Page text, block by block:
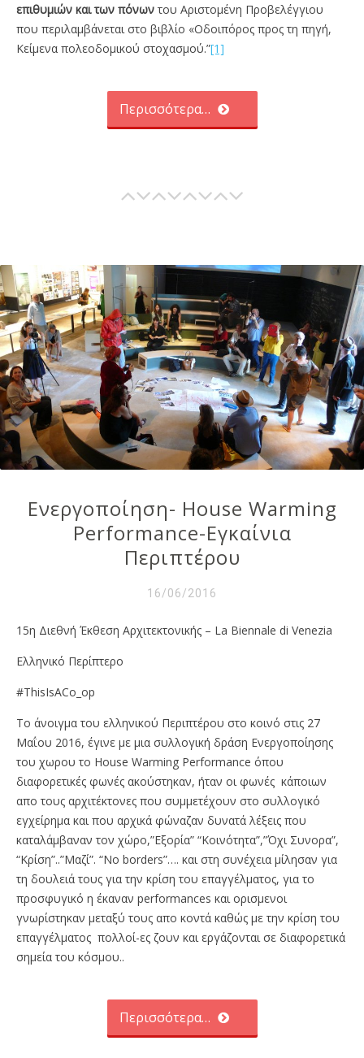
επιθυμιών και των πόνων του Αριστομένη Προβελέγγιου
που περιλαμβάνεται στο βιβλίο «Οδοιπόρος προς τη πηγή,
Κείμενα πολεοδομικού στοχασμού.”[1]
Περισσότερα…
Ενεργοποίηση- House Warming
Performance-Εγκαίνια
Περιπτέρου
16/06/2016
15η Διεθνή Έκθεση Αρχιτεκτονικής – La Biennale di Venezia
Ελληνικό Περίπτερο
#ThisIsACo_op
Το άνοιγμα του ελληνικού Περιπτέρου στο κοινό στις 27
Μαΐου 2016, έγινε με μια συλλογική δράση Ενεργοποίησης
του χωρου το House Warming Performance όπου
διαφορετικές φωνές ακούστηκαν, ήταν οι φωνές κάποιων
απο τους αρχιτέκτονες που συμμετέχουν στο συλλογικό
εγχείρημα και που αρχικά φώναζαν δυνατά λέξεις που
καταλάμβαναν τον χώρο,”Εξορία” “Κοινότητα”,”Όχι Συνορα”,
“Κρίση”..”Μαζί”. “No borders”…. και στη συνέχεια μίλησαν για
τη δουλειά τους για την κρίση του επαγγέλματος, για το
προσφυγικό η έκαναν performances και ορισμενοι
γνωρίστηκαν μεταξύ τους απο κοντά καθώς με την κρίση του
επαγγέλματος πολλοί-ες ζουν και εργάζονται σε διαφορετικά
σημεία του κόσμου..
Περισσότερα…